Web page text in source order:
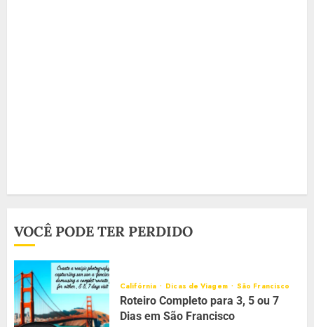
VOCÊ PODE TER PERDIDO
Califórnia Dicas de Viagem São Francisco
Roteiro Completo para 3, 5 ou 7
Dias em São Francisco